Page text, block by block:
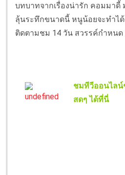
บทบาทจากเรื่องน่ารัก คอมมาดี้
ลุ้นระทึกขนาดนี้ หนูน้อยจะทำไ
ติดตามชม 14 วัน สวรรค์กำหนด
ชมทีวีออนไลน์
สดๆ ได้ที่นี่